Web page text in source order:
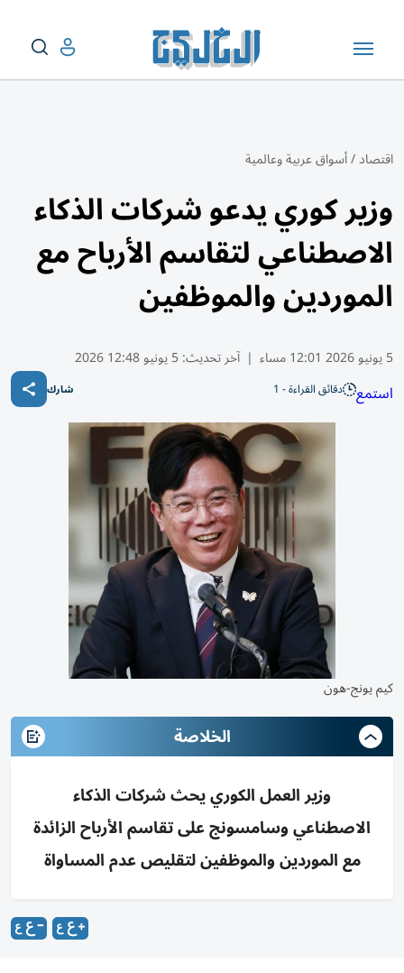
اقتصاد/أسواق عربية وعالمية
وزير كوري يدعو شركات الذكاء
الاصطناعي لتقاسم الأرباح مع
الموردين والموظفين
5 يونيو 2026 12:01 مساء | آخر تحديث:5 يونيو 12:48 2026
استمع دقائق القراءة - 1 شارك
كيم يونج-هون
الخلاصة
وزير العمل الكوري يحث شركات الذكاء
الاصطناعي وسامسونج على تقاسم الأرباح الزائدة
مع الموردين والموظفين لتقليص عدم المساواة